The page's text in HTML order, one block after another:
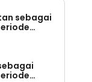
sebagai